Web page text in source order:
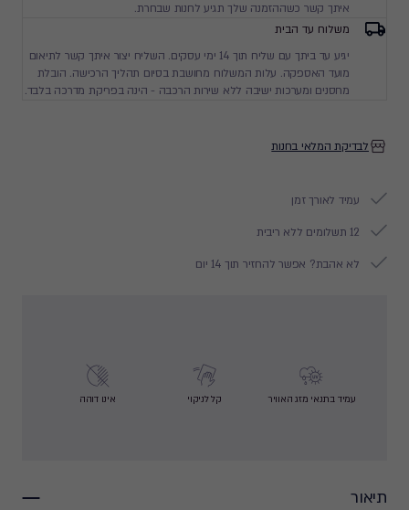
איתך קשר כשההזמנה שלך תגיע לחנות שבחרת.
משלוח עד הבית
יגיע עד ביתך עם שליח תוך 14 ימי עסקים. השליח יצור איתך קשר לתיאום
מועד האספקה. עלות המשלוח מחושבת בסיום תהליך הרכישה. הובלת
מחסנים ומערכות ישיבה ללא שירות הרכבה - הינה בפריקת מדרכה בלבד.
לבדיקת המלאי בחנות
עמיד לאורך זמן
12 תשלומים ללא ריבית
לא אהבת? אפשר להחזיר תוך 14 יום
עמיד בתנאי מזג האוויר קל לניקוי אינו דוהה
תיאור